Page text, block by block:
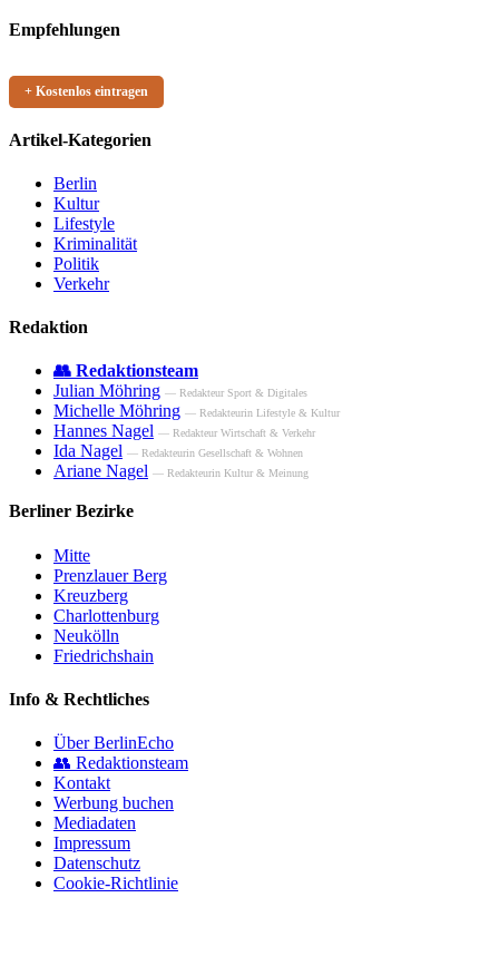
Empfehlungen
+ Kostenlos eintragen
Artikel-Kategorien
Berlin
Kultur
Lifestyle
Kriminalität
Politik
Verkehr
Redaktion
👥 Redaktionsteam
Julian Möhring — Redakteur Sport & Digitales
Michelle Möhring — Redakteurin Lifestyle & Kultur
Hannes Nagel — Redakteur Wirtschaft & Verkehr
Ida Nagel — Redakteurin Gesellschaft & Wohnen
Ariane Nagel — Redakteurin Kultur & Meinung
Berliner Bezirke
Mitte
Prenzlauer Berg
Kreuzberg
Charlottenburg
Neukölln
Friedrichshain
Info & Rechtliches
Über BerlinEcho
👥 Redaktionsteam
Kontakt
Werbung buchen
Mediadaten
Impressum
Datenschutz
Cookie-Richtlinie